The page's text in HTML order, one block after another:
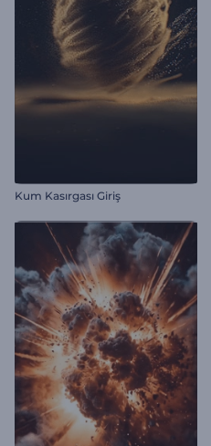
Kum Kasırgası Giriş